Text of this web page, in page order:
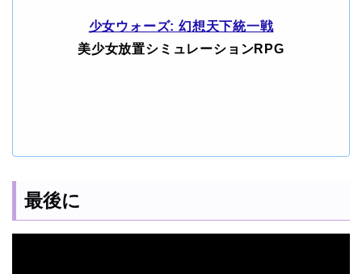
少女ウォーズ: 幻想天下統一戦
美少女放置シミュレーションRPG
最後に